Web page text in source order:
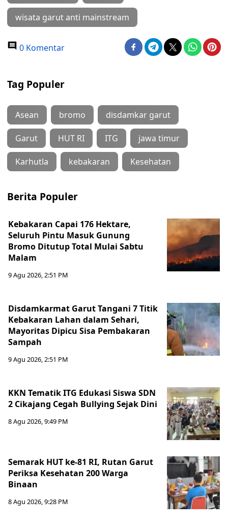
wisata garut anti mainstream
0 Komentar
Tag Populer
Asean bromo disdamkar garut
Garut HUT RI ITG jawa timur
Karhutla kebakaran Kesehatan
Berita Populer
Kebakaran Capai 176 Hektare,
Seluruh Pintu Masuk Gunung
Bromo Ditutup Total Mulai Sabtu
Malam
9 Agu 2026, 2:51 PM
Disdamkarmat Garut Tangani 7 Titik
Kebakaran Lahan dalam Sehari,
Mayoritas Dipicu Sisa Pembakaran
Sampah
9 Agu 2026, 2:51 PM
KKN Tematik ITG Edukasi Siswa SDN
2 Cikajang Cegah Bullying Sejak Dini
8 Agu 2026, 9:49 PM
Semarak HUT ke-81 RI, Rutan Garut
Periksa Kesehatan 200 Warga
Binaan
8 Agu 2026, 9:28 PM